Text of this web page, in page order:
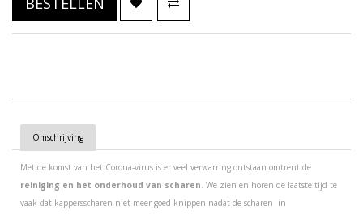
Omschrijving
Met de komst van het Corona-virus is er veel verwarring ontstaan omtrent de
reiniging en het onderhoud van scharen. We zien en horen de laatste tijd te
vaak dat kappersscharen niet meer goed knippen nadat de scharen in